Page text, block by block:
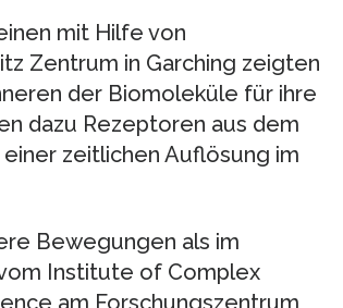
mit Hilfe von
Zentrum in Garching zeigten
der Biomoleküle für ihre
dazu Rezeptoren aus dem
zeitlichen Auflösung im
Bewegungen als im
Institute of Complex